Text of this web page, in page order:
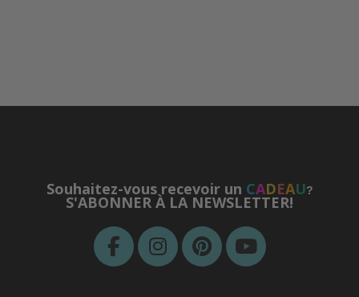
Souhaitez-vous recevoir un CADEAU?
S'ABONNER À LA NEWSLETTER!